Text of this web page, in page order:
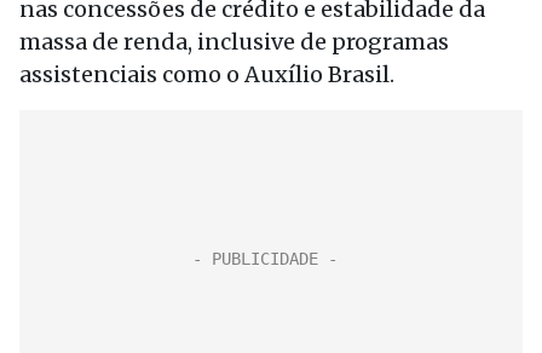
nas concessões de crédito e estabilidade da
massa de renda, inclusive de programas
assistenciais como o Auxílio Brasil.